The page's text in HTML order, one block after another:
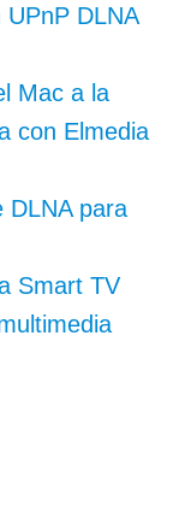
DLNA
Mac a la
con Elmedia
DLNA para
Smart TV